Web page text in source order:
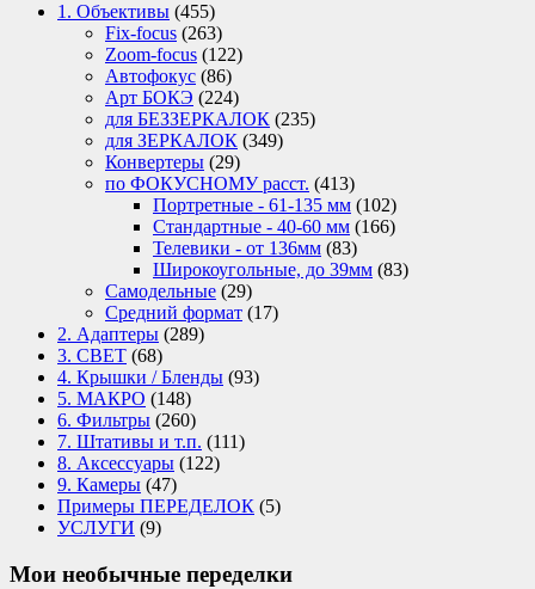
1. Объективы (455)
Fix-focus (263)
Zoom-focus (122)
Автофокус (86)
Арт БОКЭ (224)
для БЕЗЗЕРКАЛОК (235)
для ЗЕРКАЛОК (349)
Конвертеры (29)
по ФОКУСНОМУ расст. (413)
Портретные - 61-135 мм (102)
Стандартные - 40-60 мм (166)
Телевики - от 136мм (83)
Широкоугольные, до 39мм (83)
Самодельные (29)
Средний формат (17)
2. Адаптеры (289)
3. СВЕТ (68)
4. Крышки / Бленды (93)
5. МАКРО (148)
6. Фильтры (260)
7. Штативы и т.п. (111)
8. Аксессуары (122)
9. Камеры (47)
Примеры ПЕРЕДЕЛОК (5)
УСЛУГИ (9)
Мои необычные переделки